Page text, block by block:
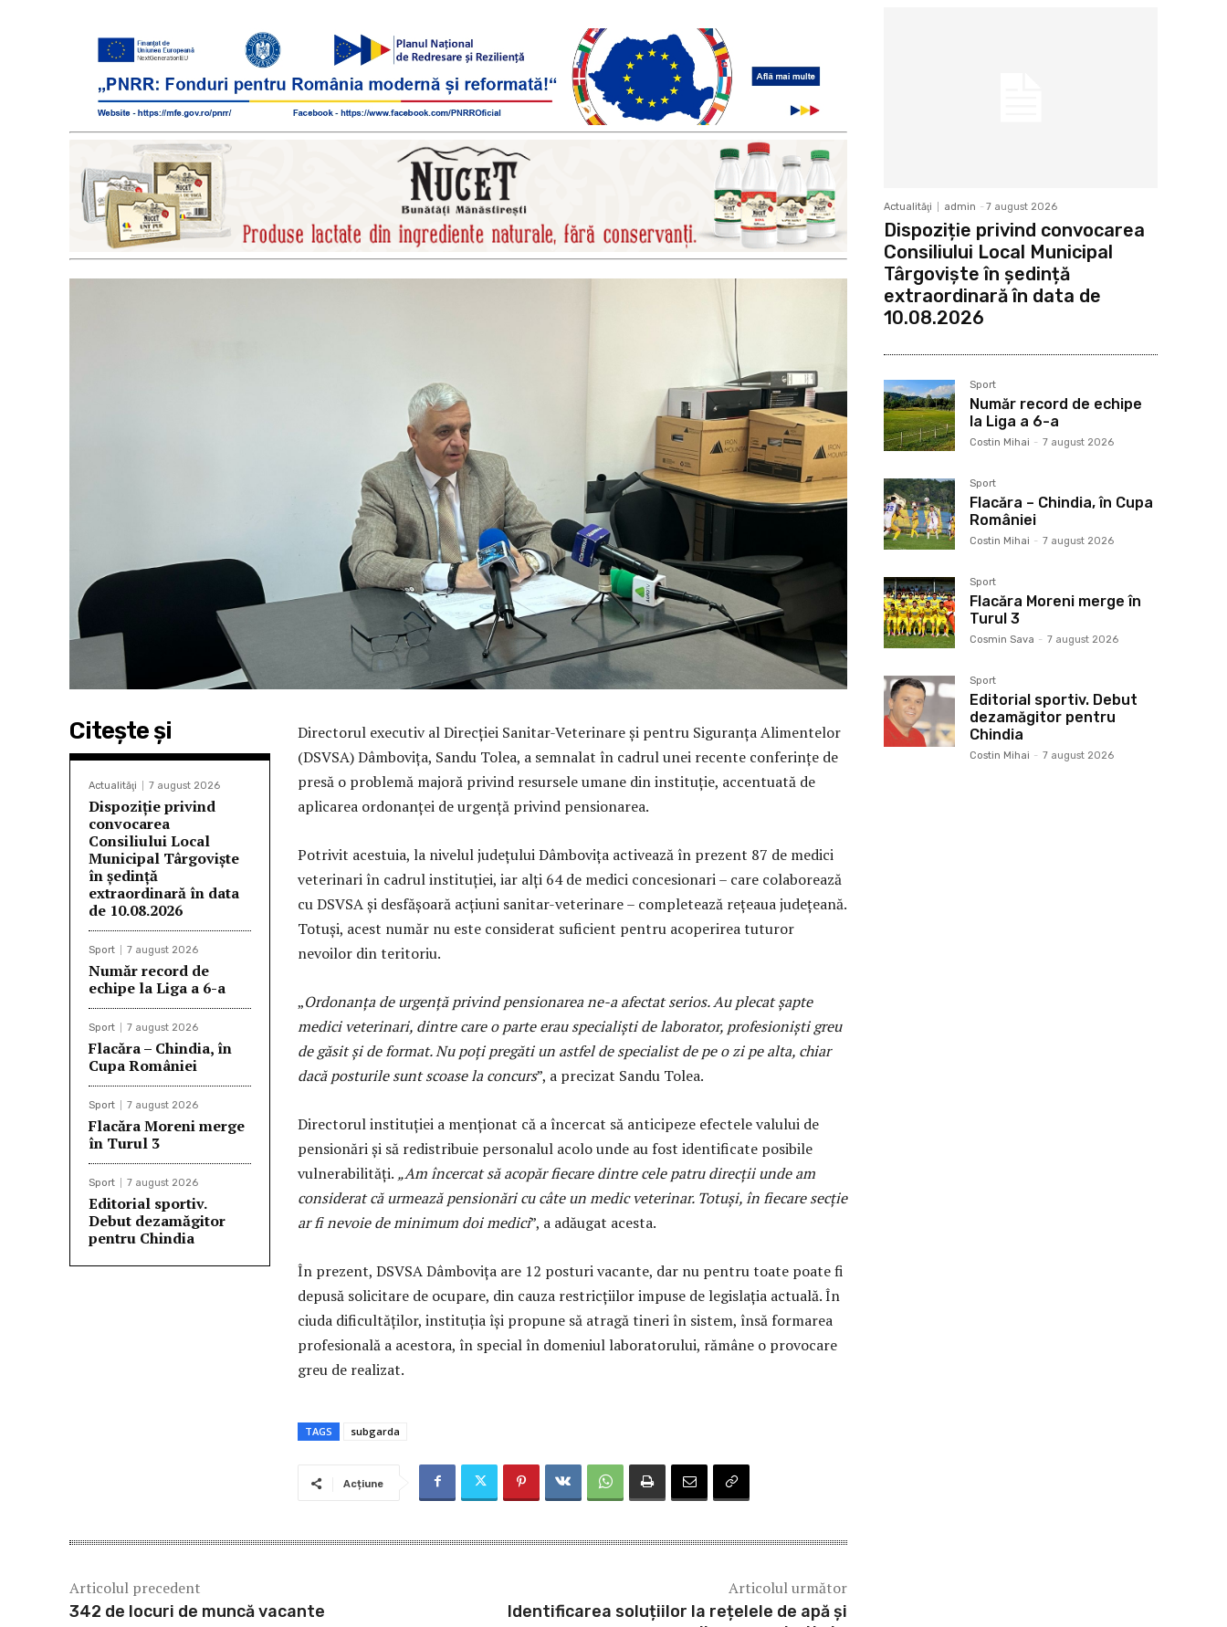
Citeşte şi
Actualităţi 7 august 2026
Dispoziție privind
convocarea
Consiliului Local
Municipal Târgoviște
în ședință
extraordinară în data
de 10.08.2026
Sport 7 august 2026
Număr record de
echipe la Liga a 6-a
Sport 7 august 2026
Flacăra – Chindia, în
Cupa României
Sport 7 august 2026
Flacăra Moreni merge
în Turul 3
Sport 7 august 2026
Editorial sportiv.
Debut dezamăgitor
pentru Chindia
Directorul executiv al Direcției Sanitar-Veterinare și pentru Siguranța Alimentelor
(DSVSA) Dâmbovița, Sandu Tolea, a semnalat în cadrul unei recente conferințe de
presă o problemă majoră privind resursele umane din instituție, accentuată de
aplicarea ordonanței de urgență privind pensionarea.
Potrivit acestuia, la nivelul județului Dâmbovița activează în prezent 87 de medici
veterinari în cadrul instituției, iar alți 64 de medici concesionari – care colaborează
cu DSVSA și desfășoară acțiuni sanitar-veterinare – completează rețeaua județeană.
Totuși, acest număr nu este considerat suficient pentru acoperirea tuturor
nevoilor din teritoriu.
„Ordonanța de urgență privind pensionarea ne-a afectat serios. Au plecat șapte
medici veterinari, dintre care o parte erau specialiști de laborator, profesioniști greu
de găsit și de format. Nu poți pregăti un astfel de specialist de pe o zi pe alta, chiar
dacă posturile sunt scoase la concurs”, a precizat Sandu Tolea.
Directorul instituției a menționat că a încercat să anticipeze efectele valului de
pensionări și să redistribuie personalul acolo unde au fost identificate posibile
vulnerabilități. „Am încercat să acopăr fiecare dintre cele patru direcții unde am
considerat că urmează pensionări cu câte un medic veterinar. Totuși, în fiecare secție
ar fi nevoie de minimum doi medici”, a adăugat acesta.
În prezent, DSVSA Dâmbovița are 12 posturi vacante, dar nu pentru toate poate fi
depusă solicitare de ocupare, din cauza restricțiilor impuse de legislația actuală. În
ciuda dificultăților, instituția își propune să atragă tineri în sistem, însă formarea
profesională a acestora, în special în domeniul laboratorului, rămâne o provocare
greu de realizat.
TAGS subgarda
Acțiune
Articolul precedent
342 de locuri de muncă vacante
Articolul următor
Identificarea soluțiilor la rețelele de apă și
Actualităţi admin - 7 august 2026
Dispoziție privind convocarea
Consiliului Local Municipal
Târgoviște în ședință
extraordinară în data de
10.08.2026
Sport
Număr record de echipe
la Liga a 6-a
Costin Mihai - 7 august 2026
Sport
Flacăra – Chindia, în Cupa
României
Costin Mihai - 7 august 2026
Sport
Flacăra Moreni merge în
Turul 3
Cosmin Sava - 7 august 2026
Sport
Editorial sportiv. Debut
dezamăgitor pentru
Chindia
Costin Mihai - 7 august 2026